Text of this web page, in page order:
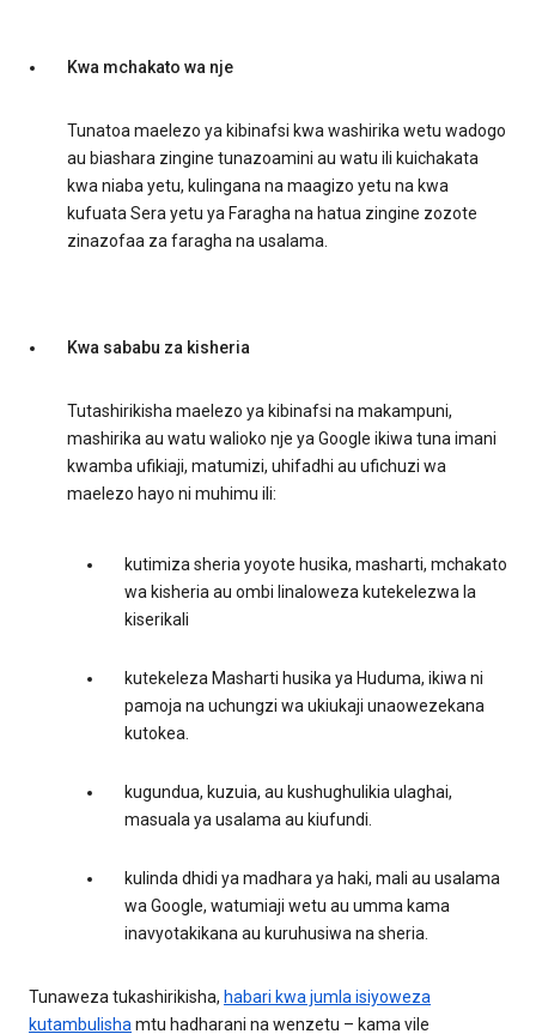
Kwa mchakato wa nje
Tunatoa maelezo ya kibinafsi kwa washirika wetu wadogo
au biashara zingine tunazoamini au watu ili kuichakata
kwa niaba yetu, kulingana na maagizo yetu na kwa
kufuata Sera yetu ya Faragha na hatua zingine zozote
zinazofaa za faragha na usalama.
Kwa sababu za kisheria
Tutashirikisha maelezo ya kibinafsi na makampuni,
mashirika au watu walioko nje ya Google ikiwa tuna imani
kwamba ufikiaji, matumizi, uhifadhi au ufichuzi wa
maelezo hayo ni muhimu ili:
kutimiza sheria yoyote husika, masharti, mchakato
wa kisheria au ombi linaloweza kutekelezwa la
kiserikali
kutekeleza Masharti husika ya Huduma, ikiwa ni
pamoja na uchungzi wa ukiukaji unaowezekana
kutokea.
kugundua, kuzuia, au kushughulikia ulaghai,
masuala ya usalama au kiufundi.
kulinda dhidi ya madhara ya haki, mali au usalama
wa Google, watumiaji wetu au umma kama
inavyotakikana au kuruhusiwa na sheria.
Tunaweza tukashirikisha, habari kwa jumla isiyoweza
kutambulishamtu hadharani na wenzetu – kama vile